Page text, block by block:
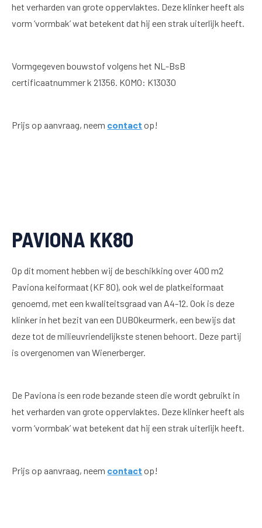
het verharden van grote oppervlaktes. Deze klinker heeft als
vorm ‘vormbak’ wat betekent dat hij een strak uiterlijk heeft.
Vormgegeven bouwstof volgens het NL-BsB
certificaatnummer k 21356. KOMO: K13030
Prijs op aanvraag, neem contact op!
PAVIONA KK80
Op dit moment hebben wij de beschikking over 400 m2
Paviona keiformaat (KF 80), ook wel de platkeiformaat
genoemd, met een kwaliteitsgraad van A4-12. Ook is deze
klinker in het bezit van een DUBOkeurmerk, een bewijs dat
deze tot de milieuvriendelijkste stenen behoort. Deze partij
is overgenomen van Wienerberger.
De Paviona is een rode bezande steen die wordt gebruikt in
het verharden van grote oppervlaktes. Deze klinker heeft als
vorm ‘vormbak’ wat betekent dat hij een strak uiterlijk heeft.
Prijs op aanvraag, neem contact op!